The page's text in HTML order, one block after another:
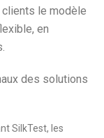
le modèle
en
des solutions
SilkTest, les